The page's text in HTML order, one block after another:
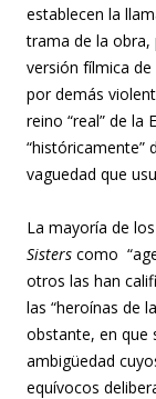
establecen la
trama de la obra,
versión fílmica
por demás
reino “real” de la
“históricamente”
vaguedad que
La mayoría de
Sisters como
otros las han
las “heroínas de
obstante, en que
ambigüedad
equívocos